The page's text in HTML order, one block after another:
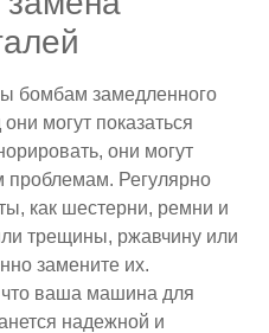
бомбам замедленного
могут показаться
они могут
проблемам. Регулярно
как шестерни, ремни и
трещины, ржавчину или
замените их.
что ваша машина для
надежной и